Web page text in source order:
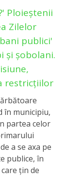
Ploieștenii
Zilelor
publici'
și șobolani.
restricțiilor
în municipiu,
partea celor
a se axa pe
publice, în
ţin de